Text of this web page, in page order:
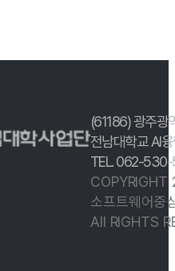
(61186) 광주광
전남대학교 AI
TEL. 062-
COPYRIGHT
소프트웨어중
All RIGHTS